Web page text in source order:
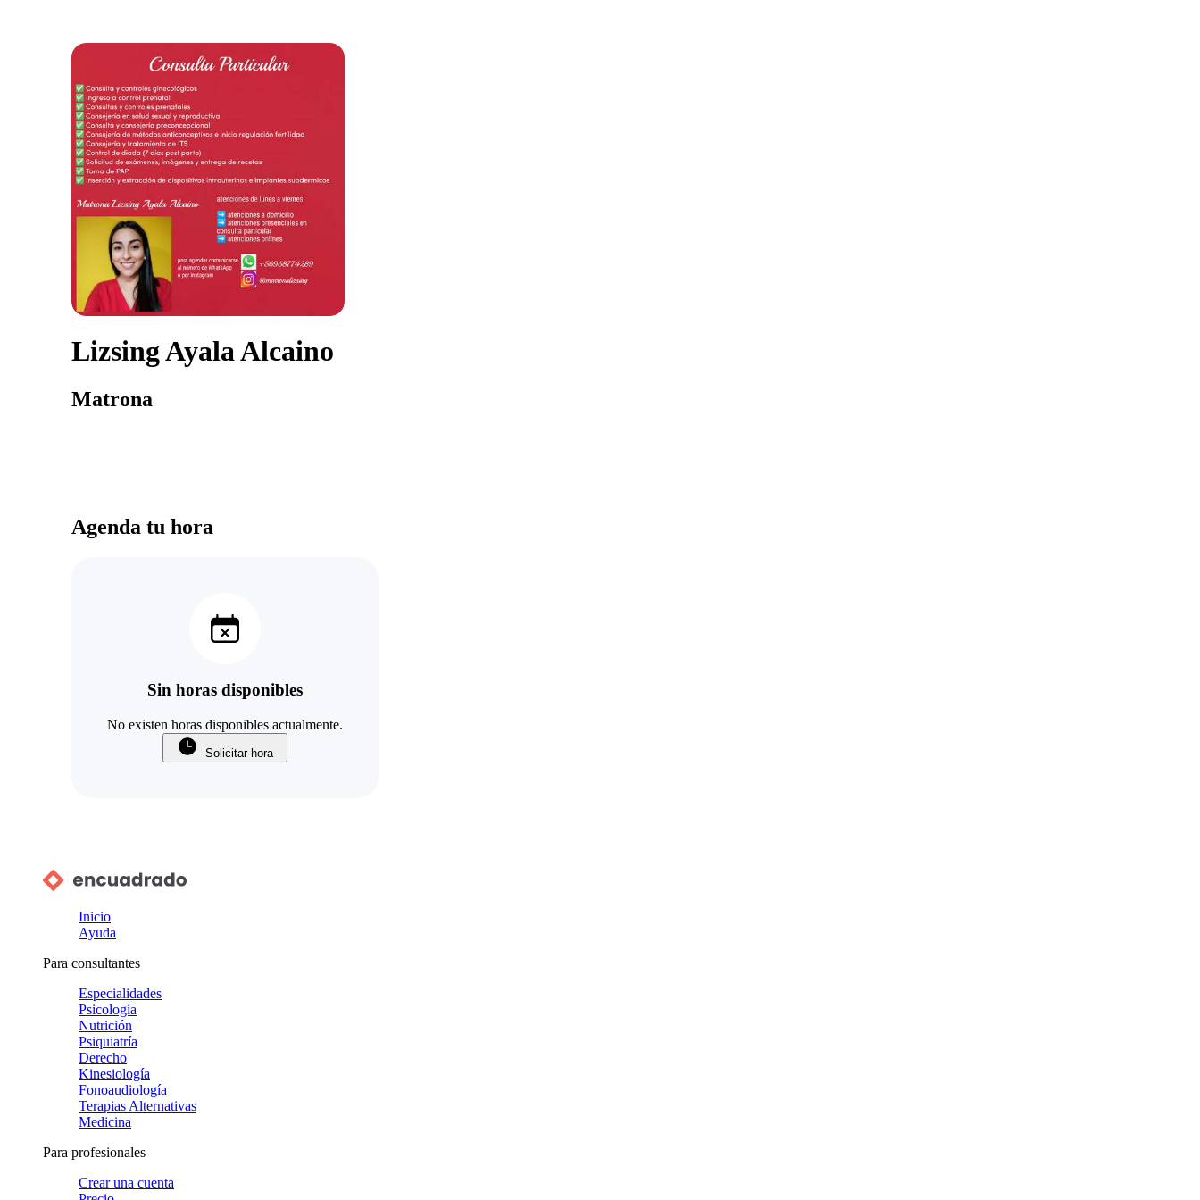
Lizsing Ayala Alcaino
Matrona
Agenda tu hora
Sin horas disponibles
No existen horas disponibles actualmente.
Solicitar hora
Inicio
Ayuda
Para consultantes
Especialidades
Psicología
Nutrición
Psiquiatría
Derecho
Kinesiología
Fonoaudiología
Terapias Alternativas
Medicina
Para profesionales
Crear una cuenta